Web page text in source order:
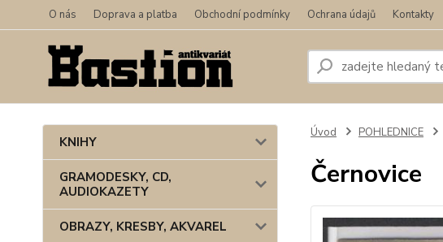
O nás Doprava a platba Obchodní podmínky Ochrana údajů Kontakty
KNIHY
GRAMODESKY, CD,
AUDIOKAZETY
OBRAZY, KRESBY, AKVAREL
Úvod POHLEDNICE
Černovice